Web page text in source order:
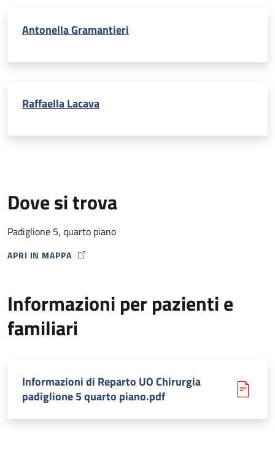
Antonella Gramantieri
Raffaella Lacava
Dove si trova
Padiglione 5, quarto piano
APRI IN MAPPA
MAP ICON
Informazioni per pazienti e
familiari
Informazioni di Reparto UO Chirurgia
padiglione 5 quarto piano.pdf